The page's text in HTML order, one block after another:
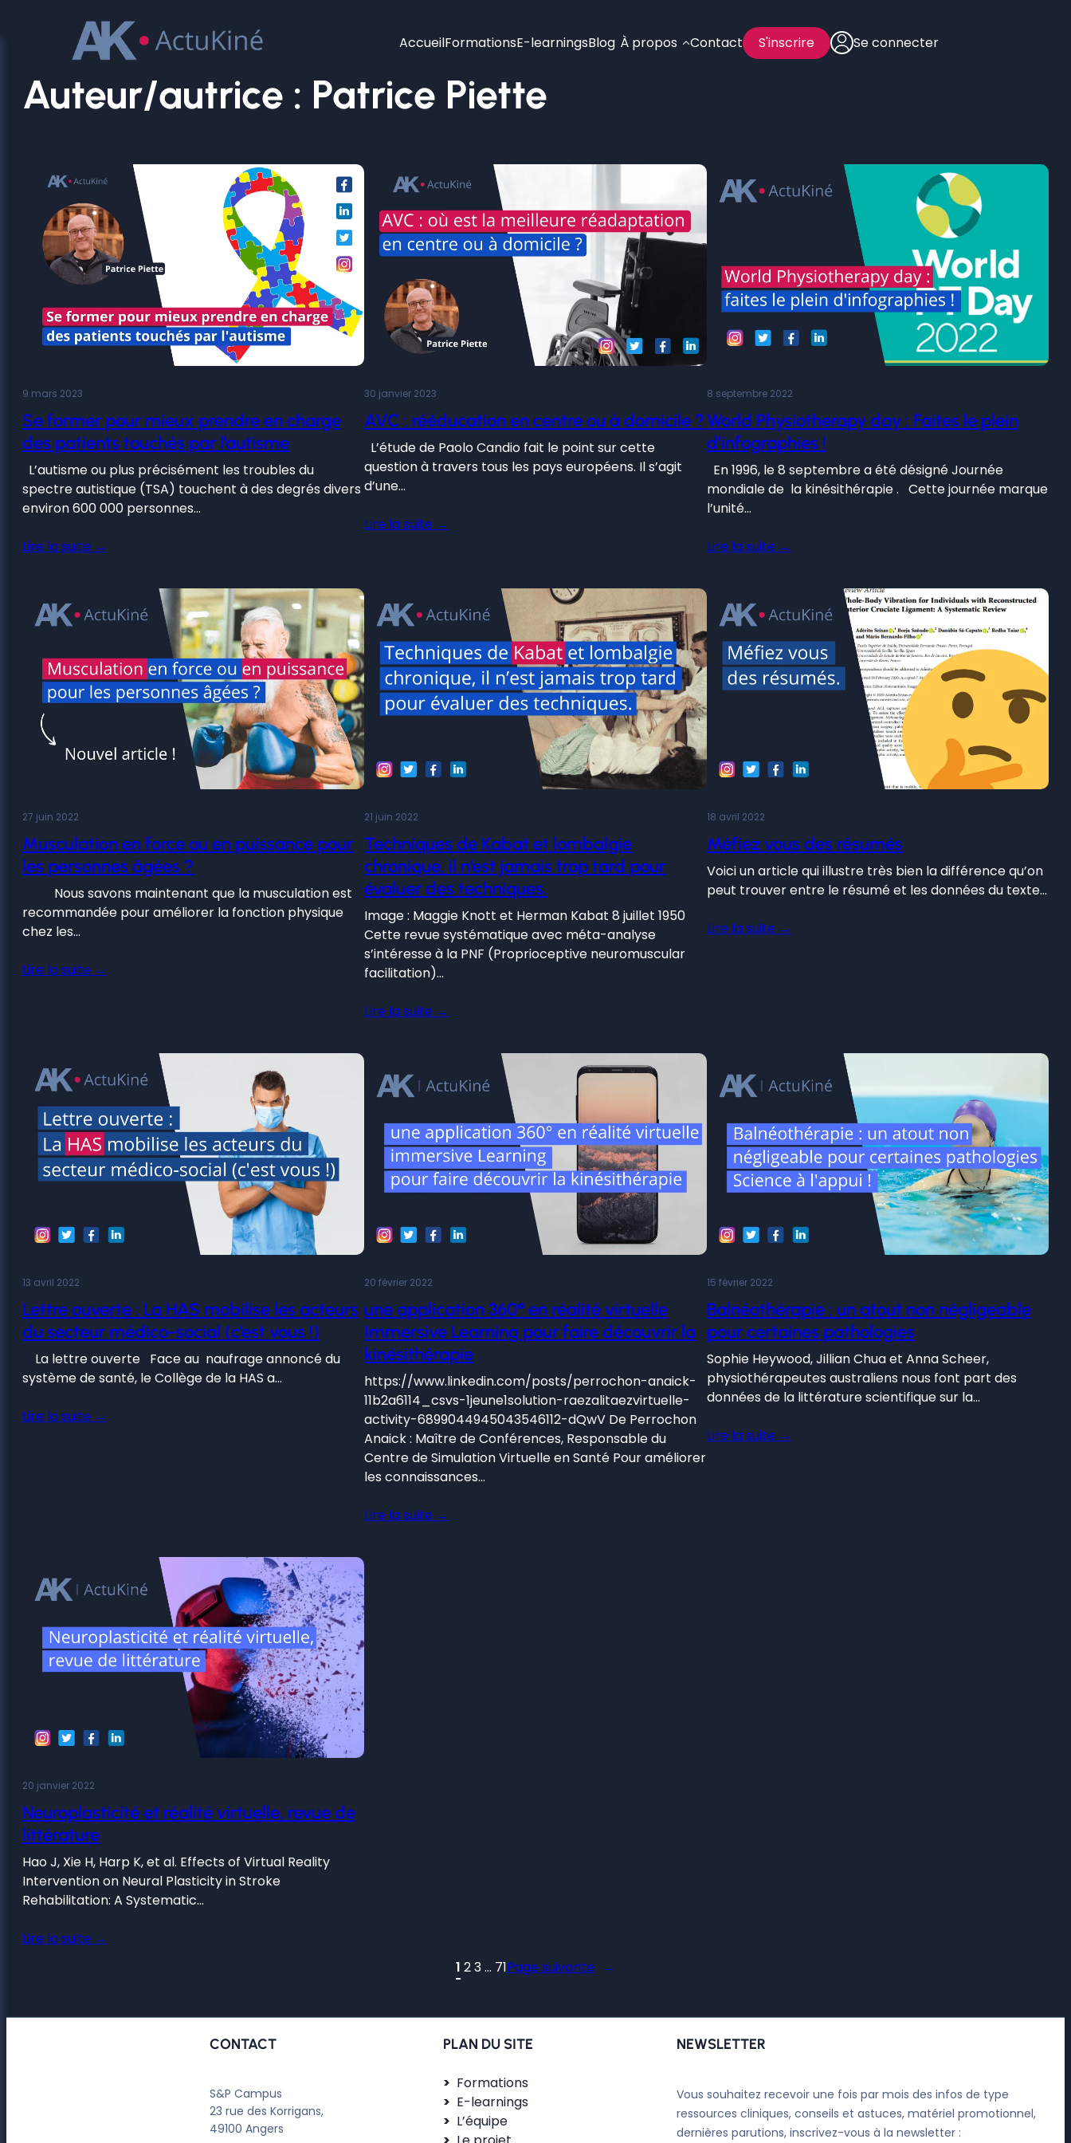
AccueilFormationsE-learningsBlog À propos Contact S'inscrire Se connecter
Auteur/autrice : Patrice Piette
9 mars 2023
Se former pour mieux prendre en charge
des patients touchés par l’autisme
L’autisme ou plus précisément les troubles du
spectre autistique (TSA) touchent à des degrés divers
environ 600 000 personnes…
Lire la suite →
30 janvier 2023
AVC : rééducation en centre ou à domicile ?
L’étude de Paolo Candio fait le point sur cette
question à travers tous les pays européens. Il s’agit
d’une…
Lire la suite →
8 septembre 2022
World Physiotherapy day : Faites le plein
d’infographies !
En 1996, le 8 septembre a été désigné Journée
mondiale de la kinésithérapie . Cette journée marque
l’unité…
Lire la suite →
27 juin 2022
Musculation en force ou en puissance pour
les personnes âgées ?
Nous savons maintenant que la musculation est
recommandée pour améliorer la fonction physique
chez les…
Lire la suite →
21 juin 2022
Techniques de Kabat et lombalgie
chronique, il n’est jamais trop tard pour
évaluer des techniques.
Image : Maggie Knott et Herman Kabat 8 juillet 1950
Cette revue systématique avec méta-analyse
s’intéresse à la PNF (Proprioceptive neuromuscular
facilitation)…
Lire la suite →
18 avril 2022
Méfiez vous des résumés
Voici un article qui illustre très bien la différence qu’on
peut trouver entre le résumé et les données du texte…
Lire la suite →
13 avril 2022
Lettre ouverte : La HAS mobilise les acteurs
du secteur médico-social (c’est vous !)
La lettre ouverte Face au naufrage annoncé du
système de santé, le Collège de la HAS a…
Lire la suite →
20 février 2022
une application 360° en réalité virtuelle
Immersive Learning pour faire découvrir la
kinésithérapie
https://www.linkedin.com/posts/perrochon-anaick-
11b2a6114_csvs-1jeune1solution-raezalitaezvirtuelle-
activity-6899044945043546112-dQwV De Perrochon
Anaick : Maître de Conférences, Responsable du
Centre de Simulation Virtuelle en Santé Pour améliorer
les connaissances…
Lire la suite →
15 février 2022
Balnéothérapie : un atout non négligeable
pour certaines pathologies
Sophie Heywood, Jillian Chua et Anna Scheer,
physiothérapeutes australiens nous font part des
données de la littérature scientifique sur la…
Lire la suite →
20 janvier 2022
Neuroplasticité et réalité virtuelle, revue de
littérature
Hao J, Xie H, Harp K, et al. Effects of Virtual Reality
Intervention on Neural Plasticity in Stroke
Rehabilitation: A Systematic…
Lire la suite →
1 23… 71Page suivante →
CONTACT
S&P Campus
23 rue des Korrigans,
49100 Angers
PLAN DU SITE
Formations
E-learnings
L’équipe
NEWSLETTER
Vous souhaitez recevoir une fois par mois des infos de type
ressources cliniques, conseils et astuces, matériel promotionnel,
dernières parutions, inscrivez-vous à la newsletter :